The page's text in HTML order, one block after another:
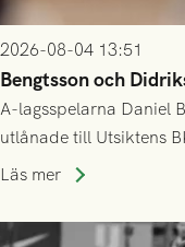
2026-08-04 13:51
Bengtsson och
A-lagsspelarna Daniel
utlånade till Utsiktens
speltid i Hestrafors
Läs mer